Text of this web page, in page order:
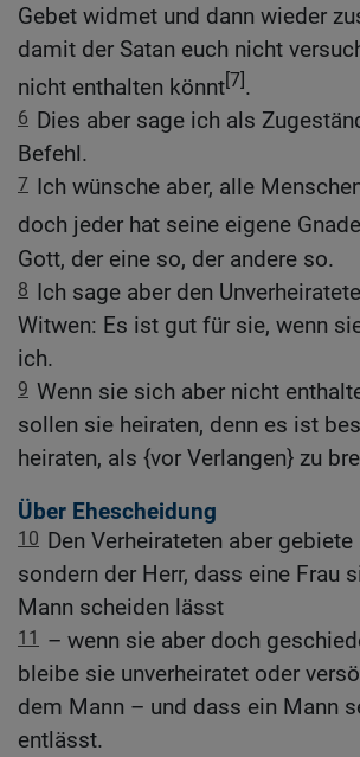
Gebet widmet und dann wieder
damit der Satan euch nicht
nicht enthalten könnt[7].
6 Dies aber sage ich als
Befehl.
7 Ich wünsche aber, alle
doch jeder hat seine eigene
Gott, der eine so, der andere so.
8 Ich sage aber den
Witwen: Es ist gut für sie, wenn
ich.
9 Wenn sie sich aber nicht
sollen sie heiraten, denn es ist
heiraten, als {vor Verlangen} zu
Über Ehescheidung
10 Den Verheirateten aber
sondern der Herr, dass eine Frau
Mann scheiden lässt
11 – wenn sie aber doch
bleibe sie unverheiratet oder
dem Mann – und dass ein Mann
entlässt.